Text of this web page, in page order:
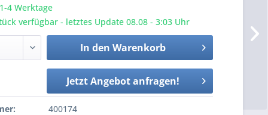
4 Werktage
verfügbar - letztes Update 08.08 - 3:03 Uhr
In den Warenkorb
Jetzt Angebot anfragen!
400174